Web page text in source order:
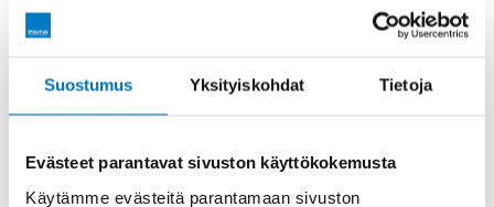
Suostumus Yksityiskohdat Tietoja
Evästeet parantavat sivuston käyttökokemusta
Käytämme evästeitä parantamaan sivuston
Räätälöi itsellesi sopiva rahoitus
Rahoitusaika (kk)